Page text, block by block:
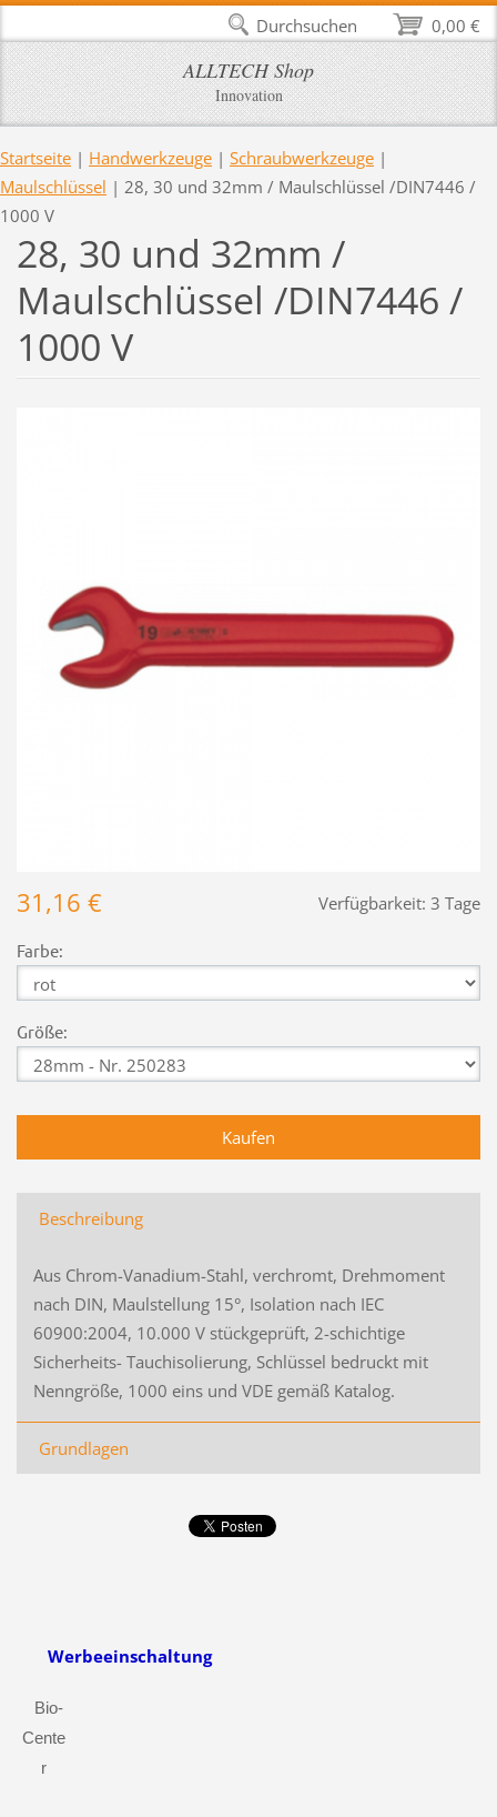
ALLTECH Shop
Innovation
Startseite | Handwerkzeuge | Schraubwerkzeuge |
Maulschlüssel | 28, 30 und 32mm / Maulschlüssel /DIN7446 /
1000 V
28, 30 und 32mm /
Maulschlüssel /DIN7446 /
1000 V
Verfügbarkeit: 3 Tage
31,16 €
Farbe:
Größe:
Beschreibung
Aus Chrom-Vanadium-Stahl, verchromt, Drehmoment
nach DIN, Maulstellung 15°, Isolation nach IEC
60900:2004, 10.000 V stückgeprüft, 2-schichtige
Sicherheits- Tauchisolierung, Schlüssel bedruckt mit
Nenngröße, 1000 eins und VDE gemäß Katalog.
Grundlagen
Werbeeinschaltung
Bio-
Cente
r
0,00 €
Durchsuchen